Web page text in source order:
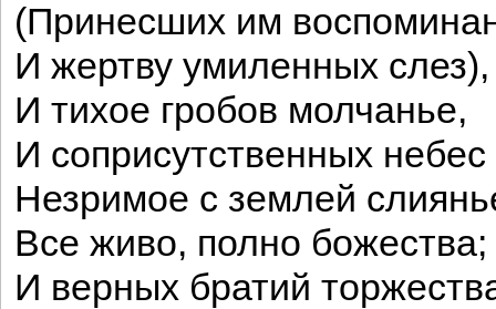
(Принесших им
И жертву умиленных слез),
И тихое гробов молчанье,
И соприсутственных небес
Незримое с землей
Все живо, полно божества;
И верных братий